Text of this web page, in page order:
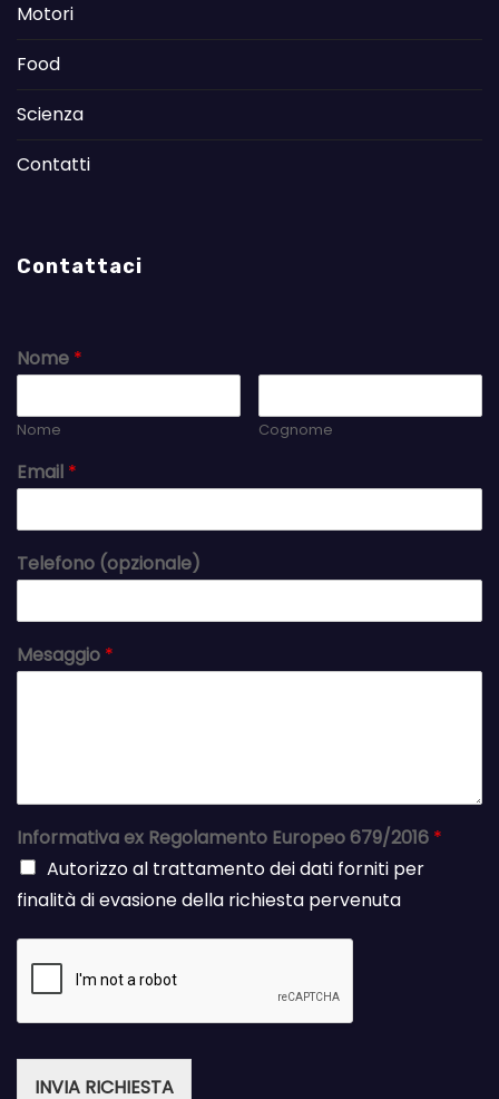
Motori
Food
Scienza
Contatti
Contattaci
Nome *
Nome Cognome
Email *
Telefono (opzionale)
Mesaggio *
Informativa ex Regolamento Europeo 679/2016 *
Autorizzo al trattamento dei dati forniti per
finalità di evasione della richiesta pervenuta
INVIA RICHIESTA